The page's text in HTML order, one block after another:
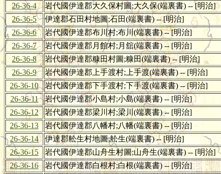
26-36-4
岩代國伊達郡大久保村圖;大久保(端裏書) -- [明治]
26-36-5
伊達郡石田村地圖;石田(端裏書) -- [明治]
26-36-6
岩代國伊達郡布川村;布川(端裏書) -- [明治]
26-36-7
岩代國伊達郡月館村;月舘(端裏書) -- [明治]
26-36-8
岩代國伊達郡糠田村圖;糠田(端裏書) -- [明治]
26-36-9
岩代國伊達郡上手渡村;上手渡(端裏書) -- [明治]
26-36-10
岩代國伊達郡下手渡村;下手渡(端裏書) -- [明治]
26-36-11
岩代國伊達郡小島村;小島(端裏書) -- [明治]
26-36-12
岩代國伊達郡梁川村;梁川(端裏書) -- [明治]
26-36-13
岩代國伊達郡八幡村;八幡(端裏書) -- [明治]
26-36-14
伊達郡舩生村地圖;舩生(端裏書) -- [明治]
26-36-15
岩代國伊達郡山舟生村圖;山舟生(端裏書) -- [明治]
26-36-16
岩代國伊達郡白根村;白根(端裏書) -- [明治]